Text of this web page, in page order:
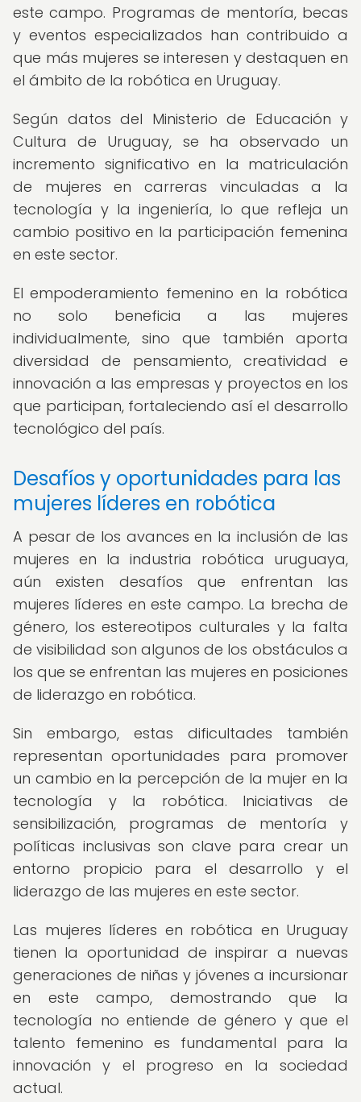
este campo. Programas de mentoría, becas
y eventos especializados han contribuido a
que más mujeres se interesen y destaquen en
el ámbito de la robótica en Uruguay.
Según datos del Ministerio de Educación y
Cultura de Uruguay, se ha observado un
incremento significativo en la matriculación
de mujeres en carreras vinculadas a la
tecnología y la ingeniería, lo que refleja un
cambio positivo en la participación femenina
en este sector.
El empoderamiento femenino en la robótica
no solo beneficia a las mujeres
individualmente, sino que también aporta
diversidad de pensamiento, creatividad e
innovación a las empresas y proyectos en los
que participan, fortaleciendo así el desarrollo
tecnológico del país.
Desafíos y oportunidades para las
mujeres líderes en robótica
A pesar de los avances en la inclusión de las
mujeres en la industria robótica uruguaya,
aún existen desafíos que enfrentan las
mujeres líderes en este campo. La brecha de
género, los estereotipos culturales y la falta
de visibilidad son algunos de los obstáculos a
los que se enfrentan las mujeres en posiciones
de liderazgo en robótica.
Sin embargo, estas dificultades también
representan oportunidades para promover
un cambio en la percepción de la mujer en la
tecnología y la robótica. Iniciativas de
sensibilización, programas de mentoría y
políticas inclusivas son clave para crear un
entorno propicio para el desarrollo y el
liderazgo de las mujeres en este sector.
Las mujeres líderes en robótica en Uruguay
tienen la oportunidad de inspirar a nuevas
generaciones de niñas y jóvenes a incursionar
en este campo, demostrando que la
tecnología no entiende de género y que el
talento femenino es fundamental para la
innovación y el progreso en la sociedad
actual.